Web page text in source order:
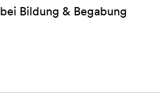
bei Bildung & Begabung